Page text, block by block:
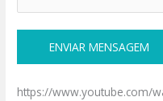
https://www.youtube.com/